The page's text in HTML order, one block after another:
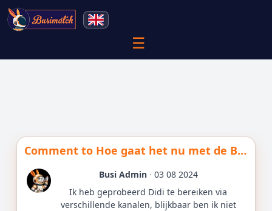
☰
Comment to Hoe gaat het nu met de Bitcoin Familie?
Busi Admin· 03 08 2024
Ik heb geprobeerd Didi te bereiken via
verschillende kanalen, blijkbaar ben ik niet